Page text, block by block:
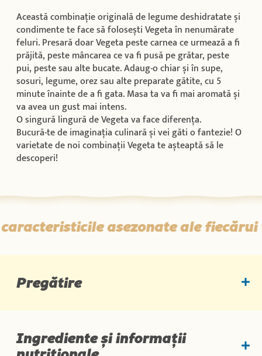
Această combinație originală de legume deshidratate și
condimente te face să folosești Vegeta în nenumărate
feluri. Presară doar Vegeta peste carnea ce urmează a fi
prăjită, peste mâncarea ce va fi pusă pe grătar, peste
pui, peste sau alte bucate. Adaug-o chiar și în supe,
sosuri, legume, orez sau alte preparate gătite, cu 5
minute înainte de a fi gata. Masa ta va fi mai aromată și
va avea un gust mai intens.
O singură lingură de Vegeta va face diferența.
Bucură-te de imaginația culinară și vei găti o fantezie! O
varietate de noi combinații Vegeta te așteaptă să le
descoperi!
asezonate ale fiecărui fel
Pregătire
Ingrediente și informații